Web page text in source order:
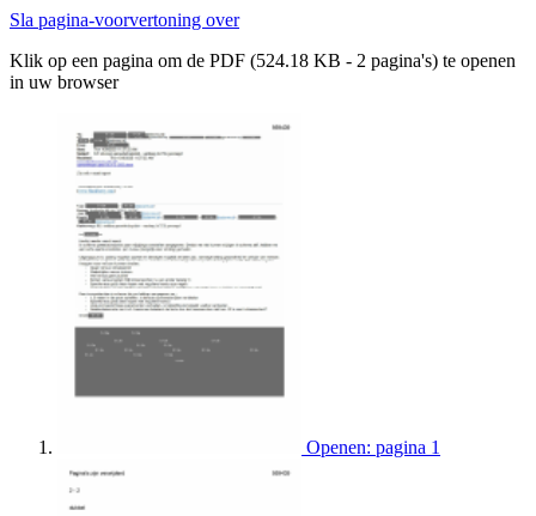
Sla pagina-voorvertoning over
Klik op een pagina om de PDF (524.18 KB - 2 pagina's) te openen
in uw browser
Openen: pagina 1